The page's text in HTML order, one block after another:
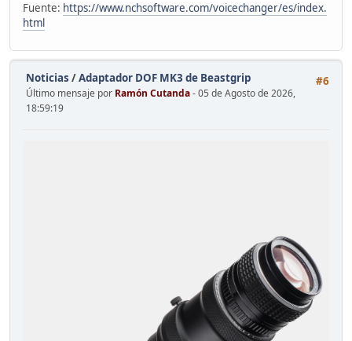
Fuente: https://www.nchsoftware.com/voicechanger/es/index.
html
#6
Noticias /Adaptador DOF MK3 de Beastgrip
Último mensaje por Ramón Cutanda- 05 de Agosto de 2026,
18:59:19